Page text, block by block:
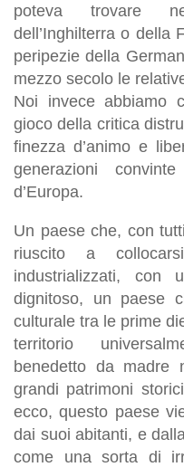
poteva trovare
dell’Inghilterra o della
peripezie della
mezzo secolo le
Noi invece abbiamo
gioco della critica
finezza d’animo e
generazioni
d’Europa.
Un paese che, con
riuscito a
industrializzati, con
dignitoso, un paese
culturale tra le prime
territorio
benedetto da madre
grandi patrimoni
ecco, questo paese
dai suoi abitanti, e
come una sorta di